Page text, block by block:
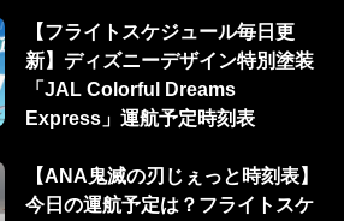
【フライトスケジュール毎日更
新】ディズニーデザイン特別塗装
「JAL Colorful Dreams
Express」運航予定時刻表
【ANA鬼滅の刃じぇっと時刻表】
今日の運航予定は？フライトスケ